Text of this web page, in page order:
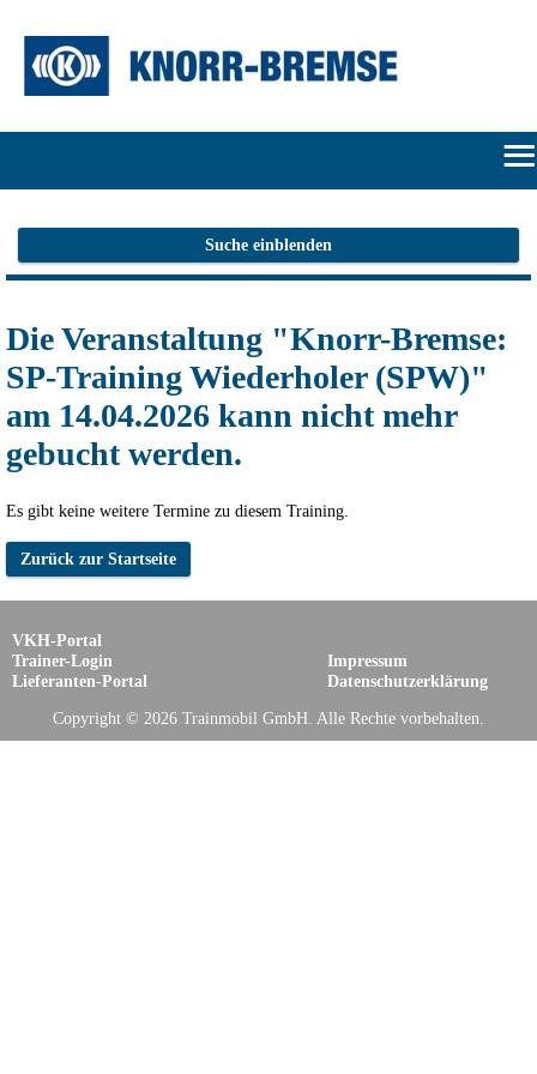
ONLINE-
FLATRATE
HERSTELLERPORTALE
ANMELDEN/REGISTRIEREN
≡
Suche einblenden
Die Veranstaltung "Knorr-Bremse:
SP-Training Wiederholer (SPW)"
am 14.04.2026 kann nicht mehr
gebucht werden.
Es gibt keine weitere Termine zu diesem Training.
Zurück zur Startseite
VKH-Portal
Trainer-Login
Lieferanten-Portal
Impressum
Datenschutzerklärung
Copyright © 2026 Trainmobil GmbH. Alle Rechte vorbehalten.